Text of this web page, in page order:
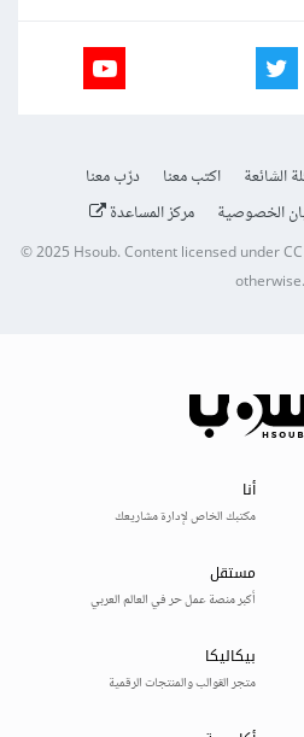
الشائعة اكتب معنا
درّب معنا
الخصوصية مركز المساعدة
© 2025Hsoub.Content licensed under
otherwise.